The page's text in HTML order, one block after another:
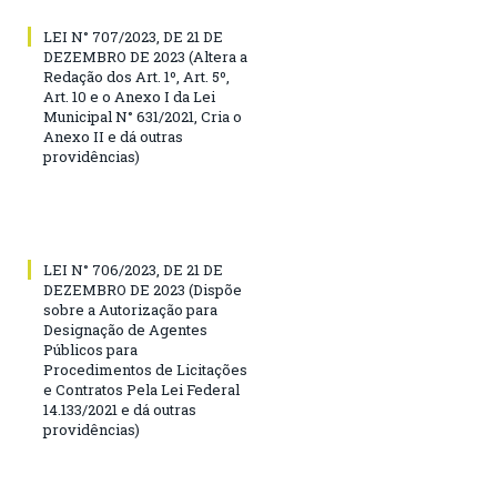
LEI N° 707/2023, DE 21 DE
DEZEMBRO DE 2023 (Altera a
Redação dos Art. 1º, Art. 5º,
Art. 10 e o Anexo I da Lei
Municipal N° 631/2021, Cria o
Anexo II e dá outras
providências)
LEI N° 706/2023, DE 21 DE
DEZEMBRO DE 2023 (Dispõe
sobre a Autorização para
Designação de Agentes
Públicos para
Procedimentos de Licitações
e Contratos Pela Lei Federal
14.133/2021 e dá outras
providências)